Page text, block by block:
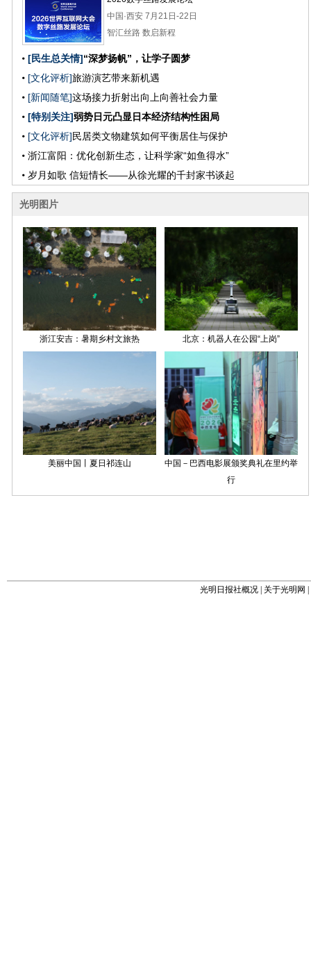
光明日报社概况 关于光明网